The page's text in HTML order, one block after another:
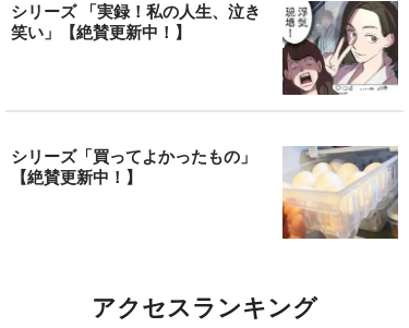
シリーズ 「実録！私の人生、泣き
笑い」【絶賛更新中！】
シリーズ「買ってよかったもの」
【絶賛更新中！】
アクセスランキング